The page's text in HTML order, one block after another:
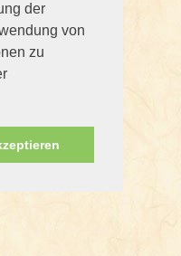
der
von
zu